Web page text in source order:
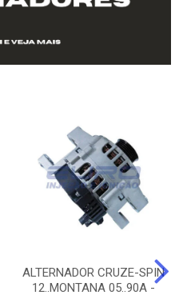
ALTERNADOR CRUZE-SPIN
12..MONTANA 05..90A -